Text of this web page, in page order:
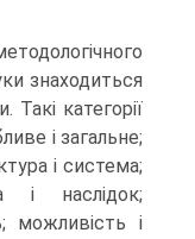
знаходиться
Такі категорії
і загальне;
і система;
і наслідок;
можливість і